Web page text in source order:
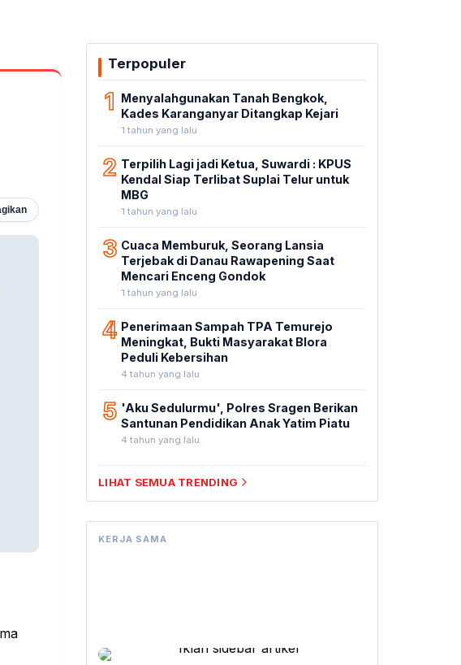
Terpopuler
1 Menyalahgunakan Tanah Bengkok,
Kades Karanganyar Ditangkap Kejari
1 tahun yang lalu
2 Terpilih Lagi jadi Ketua, Suwardi : KPUS
Kendal Siap Terlibat Suplai Telur untuk
MBG
1 tahun yang lalu
3 Cuaca Memburuk, Seorang Lansia
Terjebak di Danau Rawapening Saat
Mencari Enceng Gondok
1 tahun yang lalu
4 Penerimaan Sampah TPA Temurejo
Meningkat, Bukti Masyarakat Blora
Peduli Kebersihan
4 tahun yang lalu
5 'Aku Sedulurmu', Polres Sragen Berikan
Santunan Pendidikan Anak Yatim Piatu
4 tahun yang lalu
LIHAT SEMUA TRENDING
KERJA SAMA